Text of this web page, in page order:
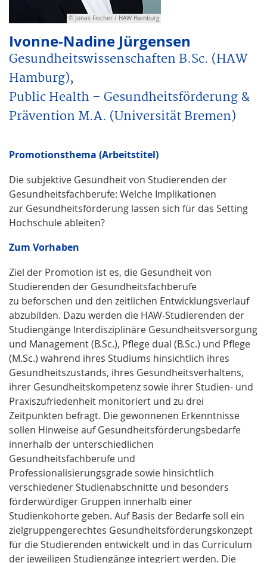
© Jonas Fischer / HAW Hamburg
Ivonne-Nadine Jürgensen
Gesundheitswissenschaften B.Sc. (HAW
Hamburg),
Public Health – Gesundheitsförderung &
Prävention M.A. (Universität Bremen)
Promotionsthema (Arbeitstitel)
Die subjektive Gesundheit von Studierenden der
Gesundheitsfachberufe: Welche Implikationen
zur Gesundheitsförderung lassen sich für das Setting
Hochschule ableiten?
Zum Vorhaben
Ziel der Promotion ist es, die Gesundheit von
Studierenden der Gesundheitsfachberufe
zu beforschen und den zeitlichen Entwicklungsverlauf
abzubilden. Dazu werden die HAW-Studierenden der
Studiengänge Interdisziplinäre Gesundheitsversorgung
und Management (B.Sc.), Pflege dual (B.Sc.) und Pflege
(M.Sc.) während ihres Studiums hinsichtlich ihres
Gesundheitszustands, ihres Gesundheitsverhaltens,
ihrer Gesundheitskompetenz sowie ihrer Studien- und
Praxiszufriedenheit monitoriert und zu drei
Zeitpunkten befragt. Die gewonnenen Erkenntnisse
sollen Hinweise auf Gesundheitsförderungsbedarfe
innerhalb der unterschiedlichen
Gesundheitsfachberufe und
Professionalisierungsgrade sowie hinsichtlich
verschiedener Studienabschnitte und besonders
förderwürdiger Gruppen innerhalb einer
Studienkohorte geben. Auf Basis der Bedarfe soll ein
zielgruppengerechtes Gesundheitsförderungskonzept
für die Studierenden entwickelt und in das Curriculum
der jeweiligen Studiengänge integriert werden. Die